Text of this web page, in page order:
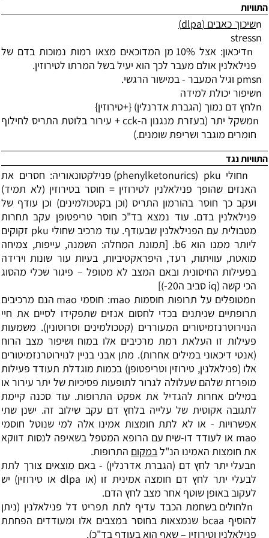
התוויות
nשיכוך כאבים (dlpa
)
n
stress
n
דיכאון: אצל 10% מן המדוכאים מצאו רמות נמוכות בדם של
פנילאלנין אולם מעבר לכך הוא יעיל בשל המרתו לטירוזין.
n
pms וגיל המעבר - במישור הרגשי.
nשיפור יכולת למידה
nלחץ דם נמוך (הגברת אדרנלין) {+טירוזין}
nמשקל יתר (בעזרת מנגנון ה-cck+ עירור בלוטת התריס לחילוף
חומרים מוגבר ושריפת שומנים.)
התוויות נגד
nחולי pku
(
phenylketonurics) פנילקטונאוריה: חסרים את
האנזים שהופך פנילאלנין לטירוזין = חוסר בטירוזין (לא תמיד)
ועקב כך חוסר בהורמון התריס (וכן בקטכולמינים) וכן עודף של
פנילאלנין בדם. עוד נמצא בד"כ חוסר טריפטופן עקב תחרות
מטבולית עם הפנילאלנין שבעודף. עוד מרכיב שחולי pku זקוקים
ליותר ממנו הוא 6
b. [תמונת המחלה: השמנה, עייפות, צמיחה
מואטת, עוויתות, רעד, היפראקטיביות, בעיות עור שונות וירידה
בפעילות החיסונית ובאם המצב לא מטופל – פיגור שכלי מהסוג
הכי קשה (iq סביב ה20-)]
nמטופלים על תרופות חוסמות mao: חוסמי mao הנם מרכיבים
תרופתיים שניתנים בכדי לחסום אנזים שתפקידו לסיים את חיי
הנוירוטרנזמיטורים המעוררים (קטכולמינים וסרוטונין). משמעות
פעילות זו העלאת רמת מרכיבים אלו במוח ושיפור מצב הרוח
(אנטי דיכאוני במילים אחרות). מתן אבני בניין לנוירוטרנזמיטורים
אלו (פנילאלנין, טירוזין וטריפטופן) בכמות מוגדלת תעודד פעילות
מופרזת שלהם שעלולה לגרור לתופעות פסיכיות של יתר עירור או
במילים אחרות להגדיל את אפקט התרופות. עוד סכנה קיימת
לתגובה אקוטית של עלייה בלחץ דם עקב שילוב זה. ישנן שתי
אפשרויות - או לא לתת חומצות אמינו אלה למי שנוטל חוסמי
mao או לעודד דו-שיח עם הרופא המטפל בשאיפה לנסות דווקא
את חומצות האמינו הנ"ל במקום התרופות.
nבעלי יתר לחץ דם (הגברת אדרנלין) - באם מוצאים צורך לתת
לבעלי יתר לחץ דם חומצה אמינית זו (או dlpaאו טירוזין) יש
לעקוב באופן שוטף אחר מצב לחץ הדם.
nלחולים בשחמת הכבד עדיף לתת תפריט דל פנילאלנין (ניתן
להוסיף bcaa שנמצאות בחוסר במצבים אלו ומעודדים הפחתת
פנילאלנין וטירוזין –שאף הוא בעודף בד"כ).